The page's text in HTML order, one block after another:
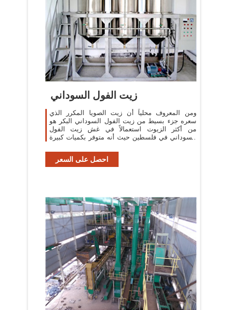
زيت الفول السوداني
ومن المعروف محلياً أن زيت الصويا المكرر الذي
سعره جزء بسيط من زيت الفول السوداني البكر هو
من أكثر الزيوت استعمالاً في غش زيت الفول
السوداني في فلسطين حيث أنه متوفر بكميات كبيرة
الصفراء
احصل على السعر